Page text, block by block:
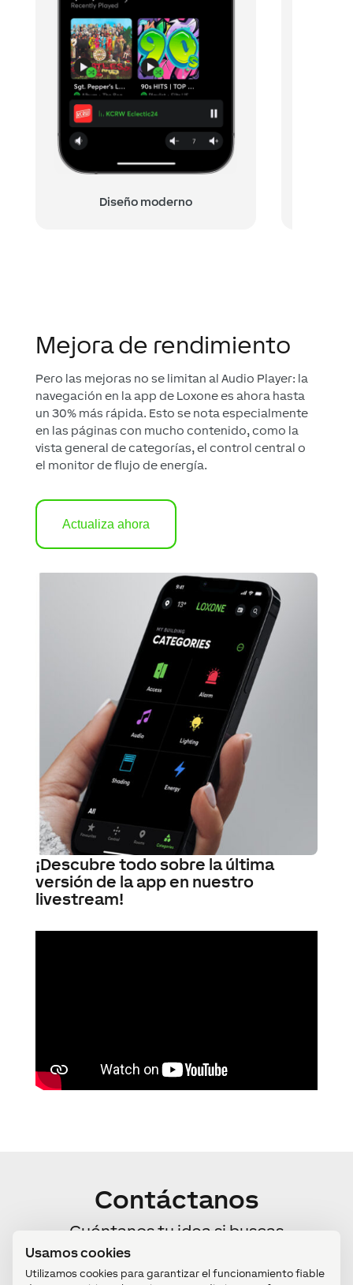
Usamos cookies
Utilizamos cookies para garantizar el funcionamiento fiable
Diseño moderno
Mejora de rendimiento
Pero las mejoras no se limitan al Audio Player: la
navegación en la app de Loxone es ahora hasta
un 30% más rápida. Esto se nota especialmente
en las páginas con mucho contenido, como la
vista general de categorías, el control central o
el monitor de flujo de energía.
Actualiza ahora
¡Descubre todo sobre la última
versión de la app en nuestro
livestream!
Contáctanos
Cuéntanos tu idea si buscas
automatizar tu espacio. O si eres un
profesional, descubre cómo formar